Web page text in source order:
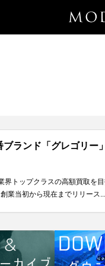
ランド「グレゴリー
界トップクラスの高額買取を
業当初から現在までリリース...